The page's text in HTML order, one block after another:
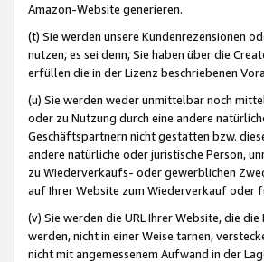
Amazon-Website generieren.
(t) Sie werden unsere Kundenrezensionen
nutzen, es sei denn, Sie haben über die
erfüllen die in der Lizenz beschriebenen
(u) Sie werden weder unmittelbar noch
oder zu Nutzung durch eine andere
Geschäftspartnern nicht gestatten bzw.
andere natürliche oder juristische Person,
zu Wiederverkaufs- oder gewerblichen
auf Ihrer Website zum Wiederverkauf oder
(v) Sie werden die URL Ihrer Website, die
werden, nicht in einer Weise tarnen,
nicht mit angemessenem Aufwand in der